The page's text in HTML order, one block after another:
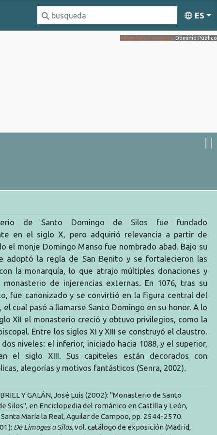
ES
Wikimedia Commons . Dominio Público
de Santo Domingo de Silos fue fundado
en el siglo X, pero adquirió relevancia a partir de
el monje Domingo Manso fue nombrado abad. Bajo su
adoptó la regla de San Benito y se fortalecieron las
la monarquía, lo que atrajo múltiples donaciones y
de injerencias externas. En 1076, tras su
fue canonizado y se convirtió en la figura central del
el cual pasó a llamarse Santo Domingo en su honor. A lo
XII el monasterio creció y obtuvo privilegios, como la
Entre los siglos XI y XIII se construyó el claustro.
niveles: el inferior, iniciado hacia 1088, y el superior,
el siglo XIII. Sus capiteles están decorados con
alegorías y motivos fantásticos (Senra, 2002).
Y GALÁN, José Luis (2002): "Monasterio de Santo
Silos", en Enciclopedia del románico en Castilla y León,
María la Real, Aguilar de Campoo, pp. 2544-2570.
De Limoges a Silos, vol. catálogo de exposición (Madrid,